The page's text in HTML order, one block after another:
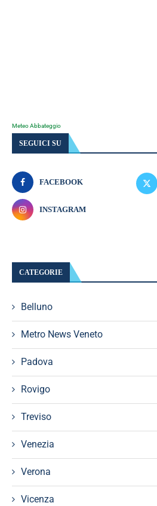
Meteo Abbateggio
SEGUICI SU
FACEBOOK
INSTAGRAM
CATEGORIE
Belluno
Metro News Veneto
Padova
Rovigo
Treviso
Venezia
Verona
Vicenza